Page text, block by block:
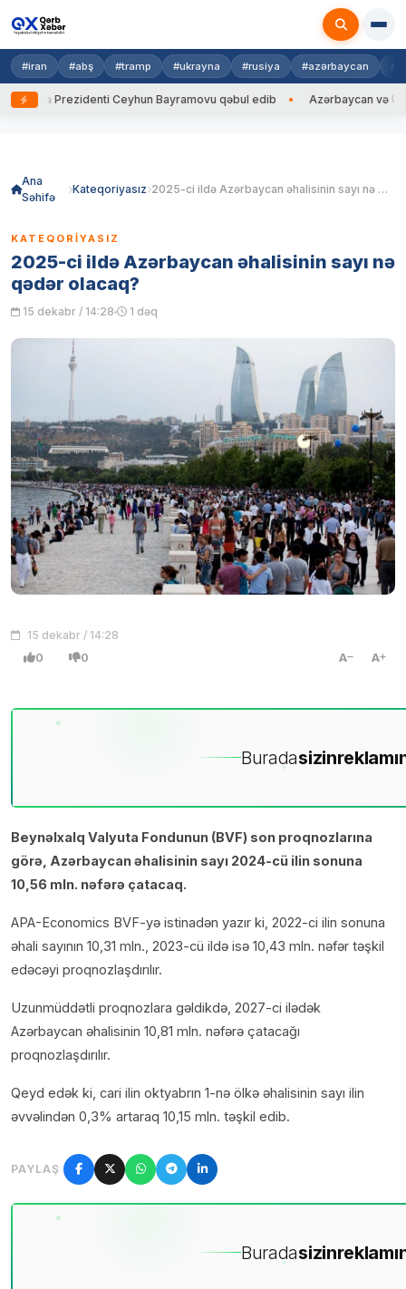
#iran #abş #tramp #ukrayna #rusiya #azərbaycan
Prezidenti Ceyhun Bayramovu qəbul edib Azərbaycan və
Ana
Səhifə
Kateqoriyasız 2025-ci ildə Azərbaycan əhalisinin sayı nə qədər olacaq?
KATEQORIYASIZ
2025-ci ildə Azərbaycan əhalisinin sayı nə
qədər olacaq?
15 dekabr / 14:28 1 dəq
15 dekabr / 14:28
0 0 A A
Buradasizin
Beynəlxalq Valyuta Fondunun (BVF) son proqnozlarına
görə, Azərbaycan əhalisinin sayı 2024-cü ilin sonuna
10,56 mln. nəfərə çatacaq.
APA-Economics BVF-yə istinadən yazır ki, 2022-ci ilin sonuna
əhali sayının 10,31 mln., 2023-cü ildə isə 10,43 mln. nəfər təşkil
edəcəyi proqnozlaşdırılır.
Uzunmüddətli proqnozlara gəldikdə, 2027-ci ilədək
Azərbaycan əhalisinin 10,81 mln. nəfərə çatacağı
proqnozlaşdırılır.
Qeyd edək ki, cari ilin oktyabrın 1-nə ölkə əhalisinin sayı ilin
əvvəlindən 0,3% artaraq 10,15 mln. təşkil edib.
PAYLAŞ
Buradasizin